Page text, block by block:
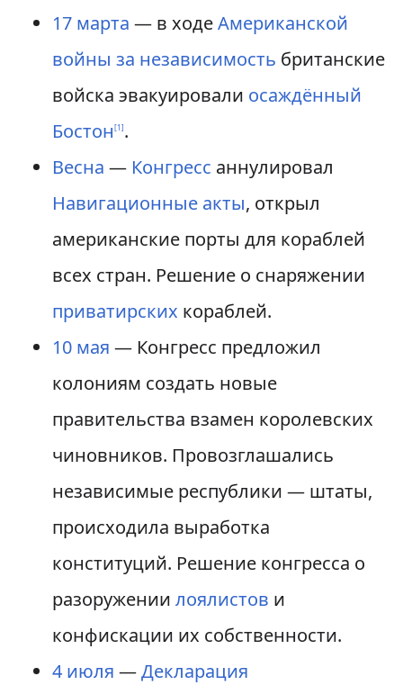
17 марта — в ходеАмериканской
войны за независимость британские
войска эвакуировали осаждённый
Бостон[1].
Весна — Конгресс аннулировал
Навигационные акты, открыл
американские порты для кораблей
всех стран. Решение о снаряжении
приватирских кораблей.
10 мая — Конгресс предложил
колониям создать новые
правительства взамен королевских
чиновников. Провозглашались
независимые республики — штаты,
происходила выработка
конституций. Решение конгресса о
разоружении лоялистов и
конфискации их собственности.
4 июля —Декларация